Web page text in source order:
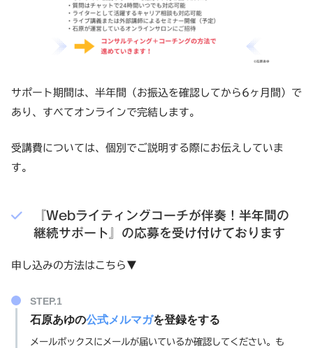
サポート期間は、半年間（お振込を確認してから6ヶ月間）で
あり、すべてオンラインで完結します。
受講費については、個別でご説明する際にお伝えしていま
す。
『Webライティングコーチが伴奏！半年間の
継続サポート』の応募を受け付けております
申し込みの方法はこちら▼
石原あゆの公式メルマガを登録をする
メールボックスにメールが届いているか確認してください。も